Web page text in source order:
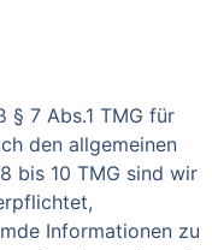
§ 7 Abs.1 TMG für
den allgemeinen
bis 10 TMG sind wir
Informationen zu